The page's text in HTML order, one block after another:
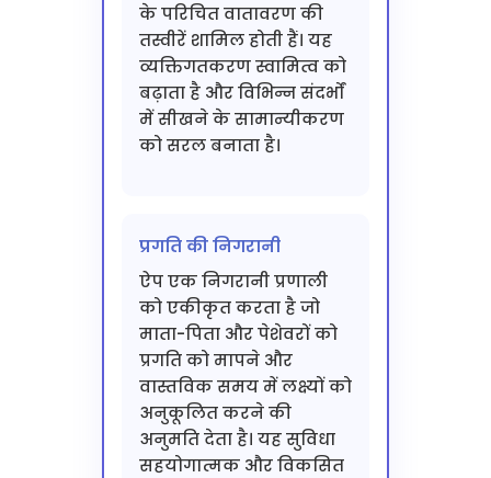
के परिचित वातावरण की
तस्वीरें शामिल होती हैं। यह
व्यक्तिगतकरण स्वामित्व को
बढ़ाता है और विभिन्न संदर्भों
में सीखने के सामान्यीकरण
को सरल बनाता है।
प्रगति की निगरानी
ऐप एक निगरानी प्रणाली
को एकीकृत करता है जो
माता-पिता और पेशेवरों को
प्रगति को मापने और
वास्तविक समय में लक्ष्यों को
अनुकूलित करने की
अनुमति देता है। यह सुविधा
सहयोगात्मक और विकसित